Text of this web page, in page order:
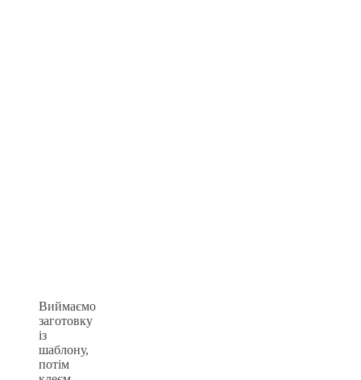
Виймаємо
заготовку
із
шаблону,
потім